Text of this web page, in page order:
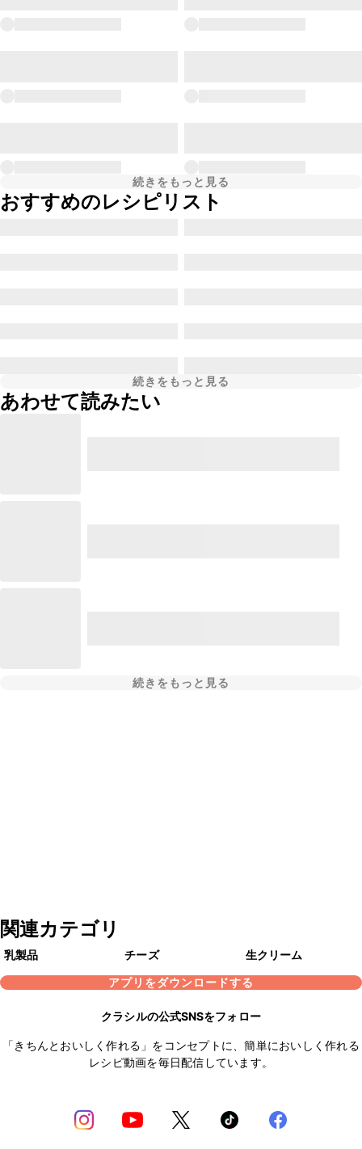
続きをもっと見る
おすすめのレシピリスト
続きをもっと見る
あわせて読みたい
続きをもっと見る
関連カテゴリ
乳製品 チーズ
生クリーム
アプリをダウンロードする
クラシルの公式SNSをフォロー
「きちんとおいしく作れる」をコンセプトに、簡単においしく作れる
レシピ動画を毎日配信しています。